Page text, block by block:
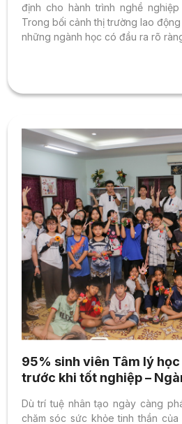
định cho hành trình nghề
Trong bối cảnh thị trường lao
những ngành học có đầu ra rõ
nhiều hơn. Tại Đại học Hoa Sen,
học – Thực làm cùng định hướng
tiếp tục mang lại những tín hiệu
95% sinh viên Tâm lý
trước khi tốt nghiệp –
Dù trí tuệ nhân tạo ngày càng
chăm sóc sức khỏe tinh thần